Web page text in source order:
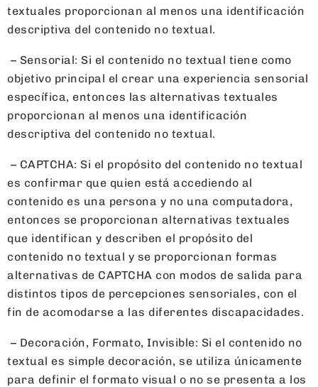
textuales proporcionan al menos una identificación
descriptiva del contenido no textual.
– Sensorial: Si el contenido no textual tiene como
objetivo principal el crear una experiencia sensorial
específica, entonces las alternativas textuales
proporcionan al menos una identificación
descriptiva del contenido no textual.
– CAPTCHA: Si el propósito del contenido no textual
es confirmar que quien está accediendo al
contenido es una persona y no una computadora,
entonces se proporcionan alternativas textuales
que identifican y describen el propósito del
contenido no textual y se proporcionan formas
alternativas de CAPTCHA con modos de salida para
distintos tipos de percepciones sensoriales, con el
fin de acomodarse a las diferentes discapacidades.
– Decoración, Formato, Invisible: Si el contenido no
textual es simple decoración, se utiliza únicamente
para definir el formato visual o no se presenta a los